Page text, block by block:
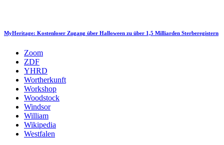
MyHeritage: Kostenloser Zugang über Halloween zu über 1,5 Milliarden Sterberegistern
Zoom
ZDF
YHRD
Wortherkunft
Workshop
Woodstock
Windsor
William
Wikipedia
Westfalen